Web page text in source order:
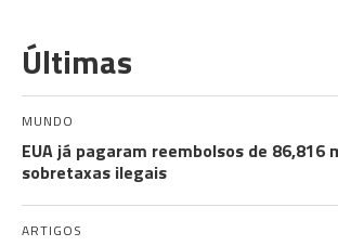
Últimas
MUNDO
EUA já pagaram reembolsos de 86,816
sobretaxas ilegais
ARTIGOS